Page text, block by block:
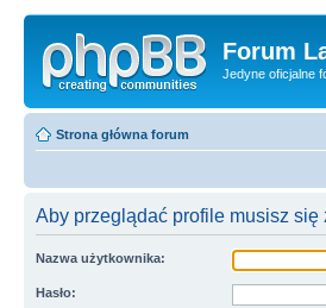
Forum
Jedyne oficjalne
Strona główna forum
Aby przeglądać profile musisz się
Nazwa użytkownika:
Hasło: